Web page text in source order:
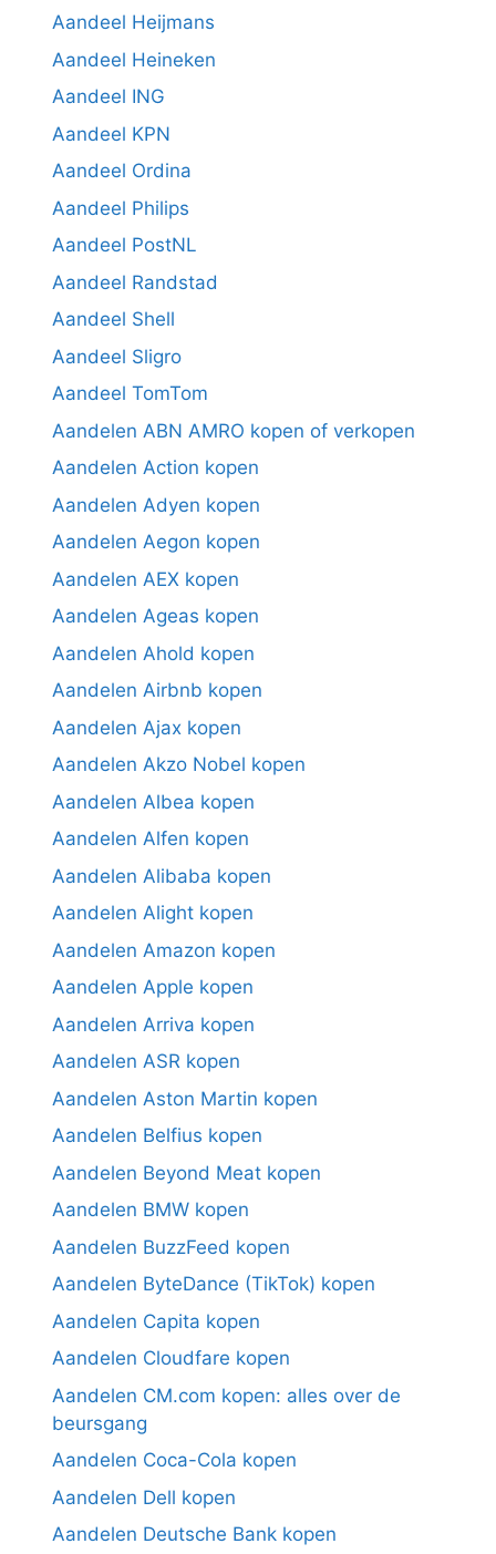
Aandeel Heijmans
Aandeel Heineken
Aandeel ING
Aandeel KPN
Aandeel Ordina
Aandeel Philips
Aandeel PostNL
Aandeel Randstad
Aandeel Shell
Aandeel Sligro
Aandeel TomTom
Aandelen ABN AMRO kopen of verkopen
Aandelen Action kopen
Aandelen Adyen kopen
Aandelen Aegon kopen
Aandelen AEX kopen
Aandelen Ageas kopen
Aandelen Ahold kopen
Aandelen Airbnb kopen
Aandelen Ajax kopen
Aandelen Akzo Nobel kopen
Aandelen Albea kopen
Aandelen Alfen kopen
Aandelen Alibaba kopen
Aandelen Alight kopen
Aandelen Amazon kopen
Aandelen Apple kopen
Aandelen Arriva kopen
Aandelen ASR kopen
Aandelen Aston Martin kopen
Aandelen Belfius kopen
Aandelen Beyond Meat kopen
Aandelen BMW kopen
Aandelen BuzzFeed kopen
Aandelen ByteDance (TikTok) kopen
Aandelen Capita kopen
Aandelen Cloudfare kopen
Aandelen CM.com kopen: alles over de
beursgang
Aandelen Coca-Cola kopen
Aandelen Dell kopen
Aandelen Deutsche Bank kopen